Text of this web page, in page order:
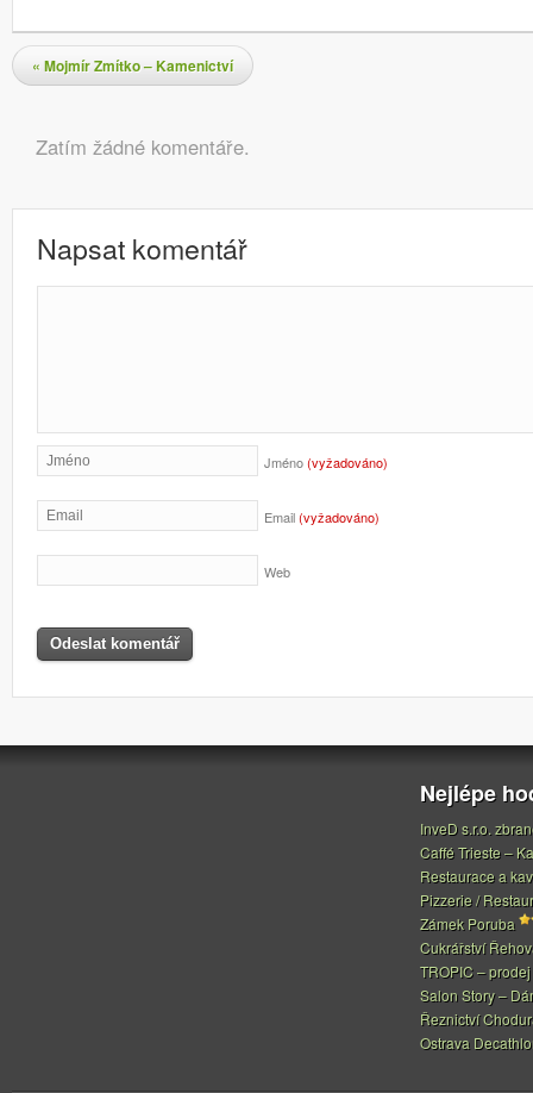
Navigace pro příspěvky
« Mojmír Zmítko – Kamenictví
Komentáře
Zatím žádné komentáře.
Napsat komentář
Jméno(vyžadováno)
Email(vyžadováno)
Web
Nejlépe
InveD s.r.o.
Caffé Trieste –
Restaurace a
Pizzerie /
Zámek Poruba
Cukrářství
TROPIC –
Salon Story –
Řeznictví
Ostrava